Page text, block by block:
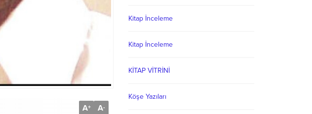
A+ A-
Kitap İnceleme
Kitap İnceleme
KİTAP VİTRİNİ
Köşe Yazıları